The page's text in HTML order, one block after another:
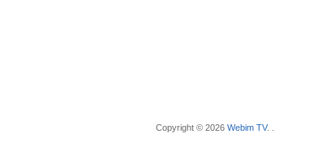
Copyright © 2026 Webim TV. .